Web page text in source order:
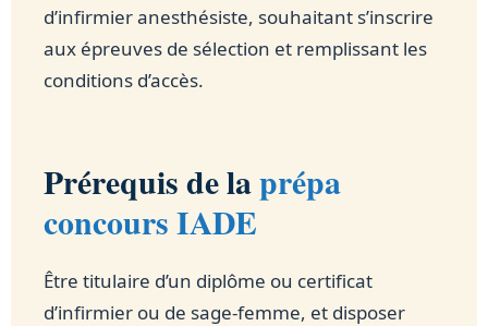
d’infirmier anesthésiste, souhaitant s’inscrire
aux épreuves de sélection et remplissant les
conditions d’accès.
Prérequis de laprépa
concours IADE
Être titulaire d’un diplôme ou certificat
d’infirmier ou de sage-femme, et disposer